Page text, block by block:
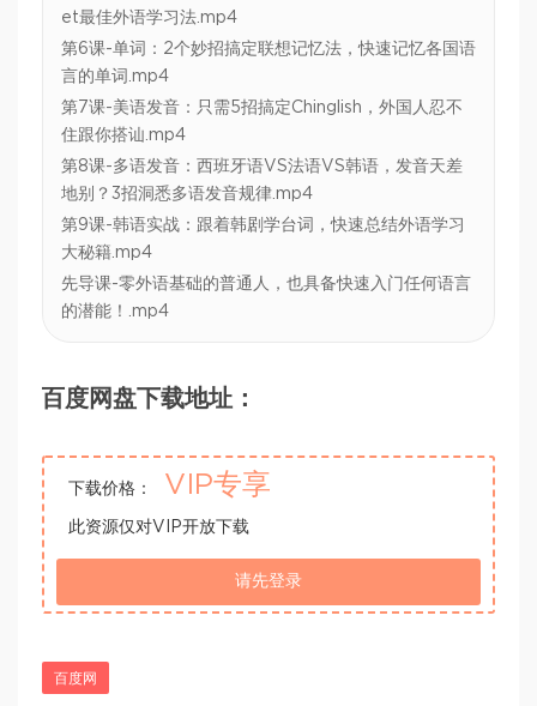
et最佳外语学习法.mp4
第6课-单词：2个妙招搞定联想记忆法，快速记忆各国语
言的单词.mp4
第7课-美语发音：只需5招搞定Chinglish，外国人忍不
住跟你搭讪.mp4
第8课-多语发音：西班牙语VS法语VS韩语，发音天差
地别？3招洞悉多语发音规律.mp4
第9课-韩语实战：跟着韩剧学台词，快速总结外语学习
大秘籍.mp4
先导课-零外语基础的普通人，也具备快速入门任何语言
的潜能！.mp4
百度网盘下载地址：
下载价格： VIP专享
此资源仅对VIP开放下载
请先登录
百度网